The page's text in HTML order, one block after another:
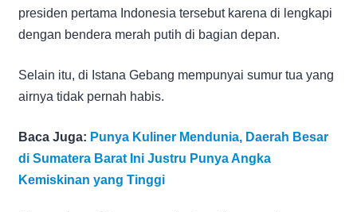
presiden pertama Indonesia tersebut karena di lengkapi
dengan bendera merah putih di bagian depan.
Selain itu, di Istana Gebang mempunyai sumur tua yang
airnya tidak pernah habis.
Baca Juga: Punya Kuliner Mendunia, Daerah Besar
di Sumatera Barat Ini Justru Punya Angka
Kemiskinan yang Tinggi